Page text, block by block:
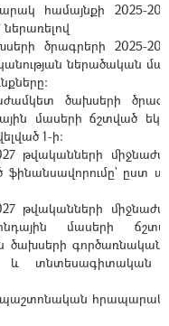
համայնքի 2025-
ծրագրերի 2025-
ներածական
ծախսերի
մասերի ճշտված
1-ի:
թվականների
ըստ
թվականների
մասերի
ծախսերի
և տնտեսագիտական
պաշտոնական